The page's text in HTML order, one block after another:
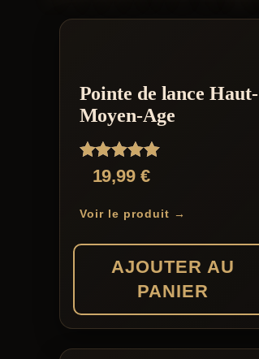
Pointe de lance Haut-
Moyen-Age
Note
5.00
19,99 €
Voir le produit →
AJOUTER AU
PANIER